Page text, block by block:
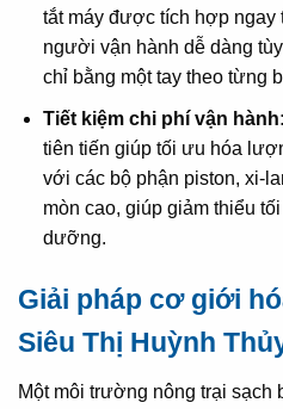
tắt máy được tích hợp ngay
người vận hành dễ dàng
chỉ bằng một tay theo từng
Tiết kiệm chi phí vận hành:
tiên tiến giúp tối ưu hóa
với các bộ phận piston, xi-
mòn cao, giúp giảm thiểu
dưỡng.
Giải pháp cơ giới
Siêu Thị Huỳnh
Một môi trường nông trại sạch